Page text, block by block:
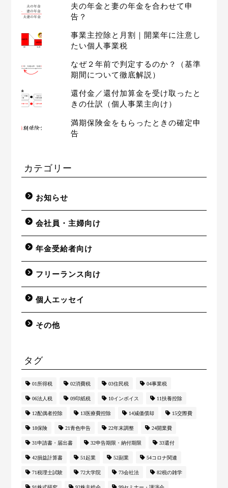
夫の年金と妻の年金を合わせて申
告？
事業主控除と月割｜開業年に注意し
たい個人事業税
なぜ２年前で判定するのか？（基準
期間について徹底解説）
還付金／還付加算金を受け取ったと
きの仕訳（個人事業主向け）
満期保険金をもらったときの確定申
告
カテゴリー
お知らせ
会社員・主婦向け
年金受給者向け
フリーランス向け
個人エッセイ
その他
タグ
01所得税 02消費税 03住民税 04事業税
06法人税 09印紙税 10インボイス 11扶養控除
12配偶者控除 13医療費控除 14減価償却 15交際費
18保険 21青色申告 22年末調整 24開業費
31申請書・届出書 32申告期限・納付期限 33還付
42損益計算書 51起業 52副業 54コロナ関連
71税理士試験 72大学院 73会社法 82税の雑学
所得税申告書作成サービス
個別相談サービス
税務顧問サービス